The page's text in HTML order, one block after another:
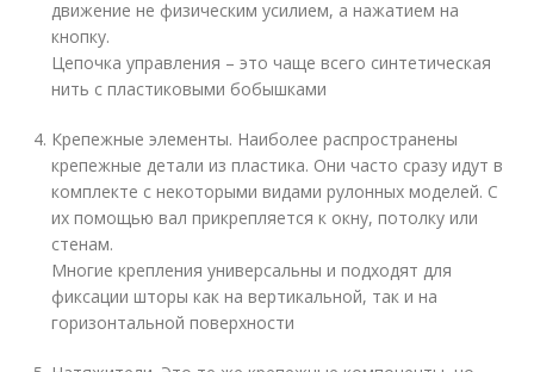
движение не физическим усилием, а нажатием на
кнопку.
Цепочка управления – это чаще всего синтетическая
нить с пластиковыми бобышками
Крепежные элементы. Наиболее распространены
крепежные детали из пластика. Они часто сразу идут в
комплекте с некоторыми видами рулонных моделей. С
их помощью вал прикрепляется к окну, потолку или
стенам.
Многие крепления универсальны и подходят для
фиксации шторы как на вертикальной, так и на
горизонтальной поверхности